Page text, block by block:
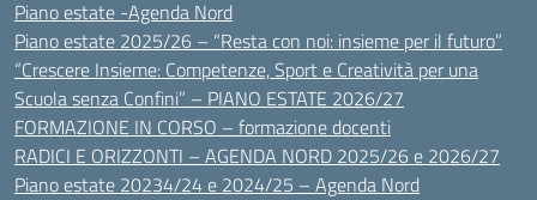
Piano estate -Agenda Nord
Piano estate 2025/26 – “Resta con noi: insieme per il futuro”
“Crescere Insieme: Competenze, Sport e Creatività per una
Scuola senza Confini” – PIANO ESTATE 2026/27
FORMAZIONE IN CORSO – formazione docenti
RADICI E ORIZZONTI – AGENDA NORD 2025/26 e 2026/27
Piano estate 20234/24 e 2024/25 – Agenda Nord